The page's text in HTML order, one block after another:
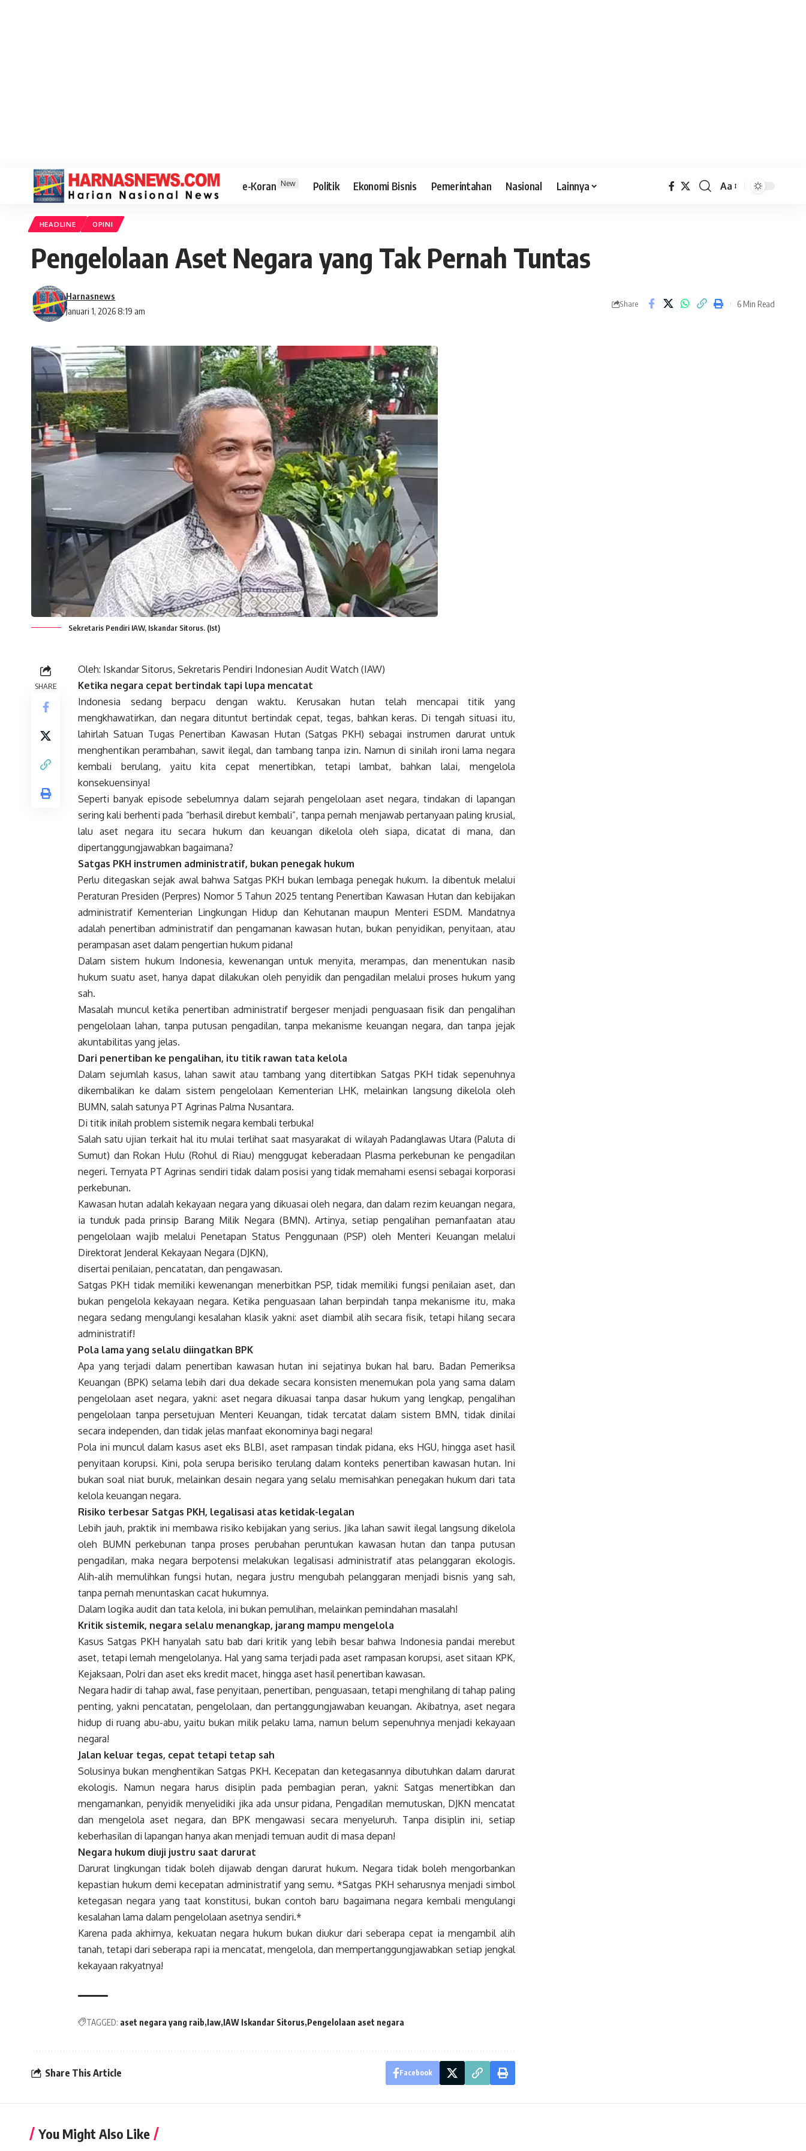
e-Koran New Politik Ekonomi Bisnis Pemerintahan Nasional Lainnya Aa
HEADLINE OPINI
Pengelolaan Aset Negara yang Tak Pernah Tuntas
Januari 1, 2026 8:19 am
Harnasnews
Share 6 Min Read
Sekretaris Pendiri IAW, Iskandar Sitorus. (Ist)
SHARE
Oleh: Iskandar Sitorus, Sekretaris Pendiri Indonesian Audit Watch (IAW)
Ketika negara cepat bertindak tapi lupa mencatat
Indonesia sedang berpacu dengan waktu. Kerusakan hutan telah mencapai titik yang
mengkhawatirkan, dan negara dituntut bertindak cepat, tegas, bahkan keras. Di tengah situasi itu,
lahirlah Satuan Tugas Penertiban Kawasan Hutan (Satgas PKH) sebagai instrumen darurat untuk
menghentikan perambahan, sawit ilegal, dan tambang tanpa izin. Namun di sinilah ironi lama negara
kembali berulang, yaitu kita cepat menertibkan, tetapi lambat, bahkan lalai, mengelola
konsekuensinya!
Seperti banyak episode sebelumnya dalam sejarah pengelolaan aset negara, tindakan di lapangan
sering kali berhenti pada “berhasil direbut kembali”, tanpa pernah menjawab pertanyaan paling krusial,
lalu aset negara itu secara hukum dan keuangan dikelola oleh siapa, dicatat di mana, dan
dipertanggungjawabkan bagaimana?
Satgas PKH instrumen administratif, bukan penegak hukum
Perlu ditegaskan sejak awal bahwa Satgas PKH bukan lembaga penegak hukum. Ia dibentuk melalui
Peraturan Presiden (Perpres) Nomor 5 Tahun 2025 tentang Penertiban Kawasan Hutan dan kebijakan
administratif Kementerian Lingkungan Hidup dan Kehutanan maupun Menteri ESDM. Mandatnya
adalah penertiban administratif dan pengamanan kawasan hutan, bukan penyidikan, penyitaan, atau
perampasan aset dalam pengertian hukum pidana!
Dalam sistem hukum Indonesia, kewenangan untuk menyita, merampas, dan menentukan nasib
hukum suatu aset, hanya dapat dilakukan oleh penyidik dan pengadilan melalui proses hukum yang
sah.
Masalah muncul ketika penertiban administratif bergeser menjadi penguasaan fisik dan pengalihan
pengelolaan lahan, tanpa putusan pengadilan, tanpa mekanisme keuangan negara, dan tanpa jejak
akuntabilitas yang jelas.
Dari penertiban ke pengalihan, itu titik rawan tata kelola
Dalam sejumlah kasus, lahan sawit atau tambang yang ditertibkan Satgas PKH tidak sepenuhnya
dikembalikan ke dalam sistem pengelolaan Kementerian LHK, melainkan langsung dikelola oleh
BUMN, salah satunya PT Agrinas Palma Nusantara.
Di titik inilah problem sistemik negara kembali terbuka!
Salah satu ujian terkait hal itu mulai terlihat saat masyarakat di wilayah Padanglawas Utara (Paluta di
Sumut) dan Rokan Hulu (Rohul di Riau) menggugat keberadaan Plasma perkebunan ke pengadilan
negeri. Ternyata PT Agrinas sendiri tidak dalam posisi yang tidak memahami esensi sebagai korporasi
perkebunan.
Kawasan hutan adalah kekayaan negara yang dikuasai oleh negara, dan dalam rezim keuangan negara,
ia tunduk pada prinsip Barang Milik Negara (BMN). Artinya, setiap pengalihan pemanfaatan atau
pengelolaan wajib melalui Penetapan Status Penggunaan (PSP) oleh Menteri Keuangan melalui
Direktorat Jenderal Kekayaan Negara (DJKN),
disertai penilaian, pencatatan, dan pengawasan.
Satgas PKH tidak memiliki kewenangan menerbitkan PSP, tidak memiliki fungsi penilaian aset, dan
bukan pengelola kekayaan negara. Ketika penguasaan lahan berpindah tanpa mekanisme itu, maka
negara sedang mengulangi kesalahan klasik yakni: aset diambil alih secara fisik, tetapi hilang secara
administratif!
Pola lama yang selalu diingatkan BPK
Apa yang terjadi dalam penertiban kawasan hutan ini sejatinya bukan hal baru. Badan Pemeriksa
Keuangan (BPK) selama lebih dari dua dekade secara konsisten menemukan pola yang sama dalam
pengelolaan aset negara, yakni: aset negara dikuasai tanpa dasar hukum yang lengkap, pengalihan
pengelolaan tanpa persetujuan Menteri Keuangan, tidak tercatat dalam sistem BMN, tidak dinilai
secara independen, dan tidak jelas manfaat ekonominya bagi negara!
Pola ini muncul dalam kasus aset eks BLBI, aset rampasan tindak pidana, eks HGU, hingga aset hasil
penyitaan korupsi. Kini, pola serupa berisiko terulang dalam konteks penertiban kawasan hutan. Ini
bukan soal niat buruk, melainkan desain negara yang selalu memisahkan penegakan hukum dari tata
kelola keuangan negara.
Risiko terbesar Satgas PKH, legalisasi atas ketidak-legalan
Lebih jauh, praktik ini membawa risiko kebijakan yang serius. Jika lahan sawit ilegal langsung dikelola
oleh BUMN perkebunan tanpa proses perubahan peruntukan kawasan hutan dan tanpa putusan
pengadilan, maka negara berpotensi melakukan legalisasi administratif atas pelanggaran ekologis.
Alih-alih memulihkan fungsi hutan, negara justru mengubah pelanggaran menjadi bisnis yang sah,
tanpa pernah menuntaskan cacat hukumnya.
Dalam logika audit dan tata kelola, ini bukan pemulihan, melainkan pemindahan masalah!
Kritik sistemik, negara selalu menangkap, jarang mampu mengelola
Kasus Satgas PKH hanyalah satu bab dari kritik yang lebih besar bahwa Indonesia pandai merebut
aset, tetapi lemah mengelolanya. Hal yang sama terjadi pada aset rampasan korupsi, aset sitaan KPK,
Kejaksaan, Polri dan aset eks kredit macet, hingga aset hasil penertiban kawasan.
Negara hadir di tahap awal, fase penyitaan, penertiban, penguasaan, tetapi menghilang di tahap paling
penting, yakni pencatatan, pengelolaan, dan pertanggungjawaban keuangan. Akibatnya, aset negara
hidup di ruang abu-abu, yaitu bukan milik pelaku lama, namun belum sepenuhnya menjadi kekayaan
negara!
Jalan keluar tegas, cepat tetapi tetap sah
Solusinya bukan menghentikan Satgas PKH. Kecepatan dan ketegasannya dibutuhkan dalam darurat
ekologis. Namun negara harus disiplin pada pembagian peran, yakni: Satgas menertibkan dan
mengamankan, penyidik menyelidiki jika ada unsur pidana, Pengadilan memutuskan, DJKN mencatat
dan mengelola aset negara, dan BPK mengawasi secara menyeluruh. Tanpa disiplin ini, setiap
keberhasilan di lapangan hanya akan menjadi temuan audit di masa depan!
Negara hukum diuji justru saat darurat
Darurat lingkungan tidak boleh dijawab dengan darurat hukum. Negara tidak boleh mengorbankan
kepastian hukum demi kecepatan administratif yang semu. *Satgas PKH seharusnya menjadi simbol
ketegasan negara yang taat konstitusi, bukan contoh baru bagaimana negara kembali mengulangi
kesalahan lama dalam pengelolaan asetnya sendiri.*
Karena pada akhirnya, kekuatan negara hukum bukan diukur dari seberapa cepat ia mengambil alih
tanah, tetapi dari seberapa rapi ia mencatat, mengelola, dan mempertanggungjawabkan setiap jengkal
kekayaan rakyatnya!
TAGGED: aset negara yang raib Iaw IAW Iskandar Sitorus Pengelolaan aset negara
Share This Article Facebook
You Might Also Like